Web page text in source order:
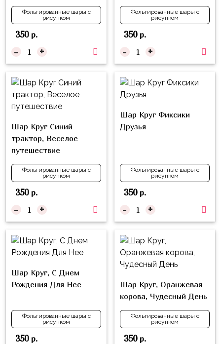
Фольгированные шары с
рисунком
350р.
- +
Фольгированные шары с
рисунком
350р.
- +
Шар Круг Синий
трактор, Веселое
путешествие
Фольгированные шары с
рисунком
350р.
- +
Шар Круг Фиксики
Друзья
Фольгированные шары с
рисунком
350р.
- +
Шар Круг, С Днем
Рождения Для Нее
Фольгированные шары с
рисунком
350р.
Шар Круг, Оранжевая
корова, Чудесный День
Фольгированные шары с
рисунком
350р.
Сервировка
Свечи
Бумажный
декор
ободки
Гудки
Папы,
Дедушки
Гарри
Космос
Единороги
Куклы
ЛОЛ
Него
Для
Мишка
Транспорт
Техника
Животные
Морская
Звёздные